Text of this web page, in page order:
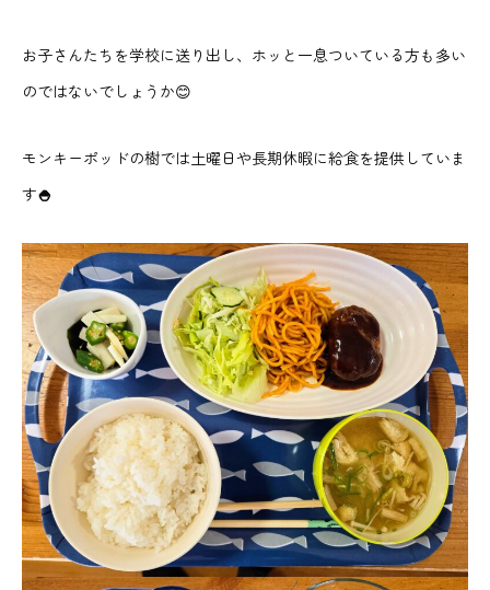
お子さんたちを学校に送り出し、ホッと一息ついている方も多い
のではないでしょうか😊
モンキーポッドの樹では土曜日や長期休暇に給食を提供していま
す🍚